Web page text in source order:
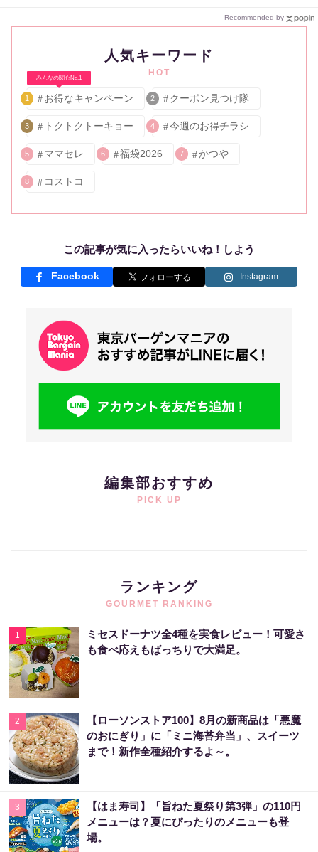
Recommended by
人気キーワード
HOT
みんなの関心No.1
1 お得なキャンペーン 2 クーポン見つけ隊
3 トクトクトーキョー 4 今週のお得チラシ
5 ママセレ 6 福袋2026 7 かつや
8 コストコ
この記事が気に入ったらいいね！しよう
Facebook Instagram
編集部おすすめ
PICK UP
ランキング
GOURMET RANKING
1
ミセスドーナツ全4種を実食レビュー！可愛さ
も食べ応えもばっちりで大満足。
2
【ローソンストア100】8月の新商品は「悪魔
のおにぎり」に「ミニ海苔弁当」、スイーツ
まで！新作全種紹介するよ～。
3
【はま寿司】「旨ねた夏祭り第3弾」の110円
メニューは？夏にぴったりのメニューも登
場。